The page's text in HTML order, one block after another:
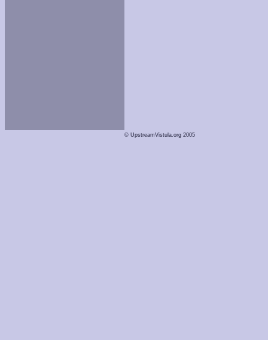
© UpstreamVistula.org 2005